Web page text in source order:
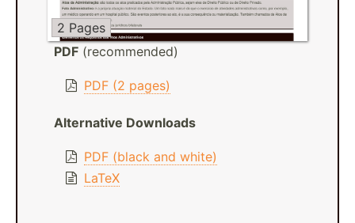
2 Pages
PDF (recommended)
PDF (2 pages)
Alternative Downloads
PDF (black and white)
LaTeX